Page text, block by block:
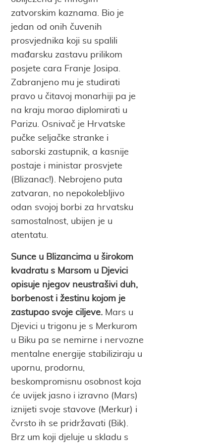
zatvorskim kaznama. Bio je
jedan od onih čuvenih
prosvjednika koji su spalili
mađarsku zastavu prilikom
posjete cara Franje Josipa.
Zabranjeno mu je studirati
pravo u čitavoj monarhiji pa je
na kraju morao diplomirati u
Parizu. Osnivač je Hrvatske
pučke seljačke stranke i
saborski zastupnik, a kasnije
postaje i ministar prosvjete
(Blizanac!). Nebrojeno puta
zatvaran, no nepokolebljivo
odan svojoj borbi za hrvatsku
samostalnost, ubijen je u
atentatu.
Sunce u Blizancima u širokom
kvadratu s Marsom u Djevici
opisuje njegov neustrašivi duh,
borbenost i žestinu kojom je
zastupao svoje ciljeve. Mars u
Djevici u trigonu je s Merkurom
u Biku pa se nemirne i nervozne
mentalne energije stabiliziraju u
upornu, prodornu,
beskompromisnu osobnost koja
će uvijek jasno i izravno (Mars)
iznijeti svoje stavove (Merkur) i
čvrsto ih se pridržavati (Bik).
Brz um koji djeluje u skladu s